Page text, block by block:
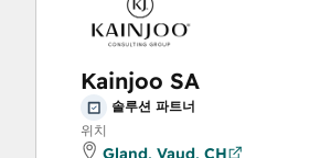
Kainjoo SA
솔루션 파트너
위치
Gland, Vaud, CH